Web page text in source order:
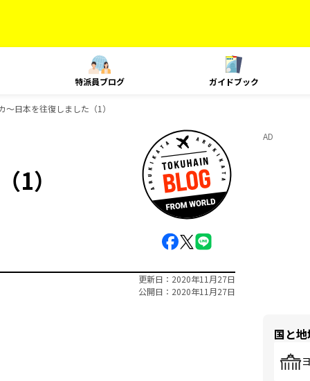
特派員ブログ ガイドブック
〜日本を往復しました（1）
1）
更新日
2020年11月27日
公開日
2020年11月27日
AD
国と